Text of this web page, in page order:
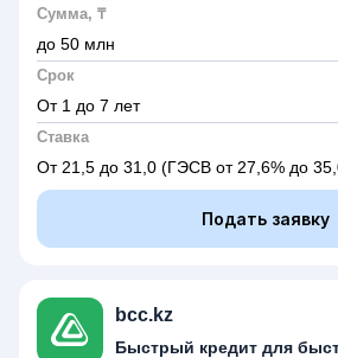
Сумма, ₸
до 50 млн
Срок
От 1 до 7 лет
Ставка
От 21,5 до 31,0 (ГЭСВ от 27,6% до
Подать заявку
bcc.kz
Быстрый кредит для